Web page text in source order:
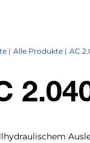
Alle Produkte AC